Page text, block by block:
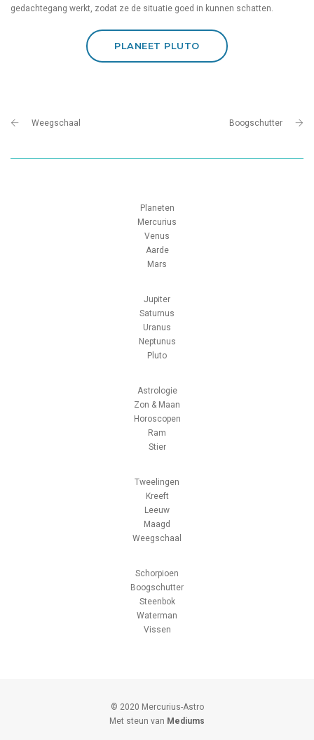
gedachtegang werkt, zodat ze de situatie goed in kunnen schatten.
PLANEET PLUTO
Weegschaal Boogschutter
Planeten
Mercurius
Venus
Aarde
Mars
Jupiter
Saturnus
Uranus
Neptunus
Pluto
Astrologie
Zon & Maan
Horoscopen
Ram
Stier
Tweelingen
Kreeft
Leeuw
Maagd
Weegschaal
Schorpioen
Boogschutter
Steenbok
Waterman
Vissen
© 2020 Mercurius-Astro
Met steun van Mediums